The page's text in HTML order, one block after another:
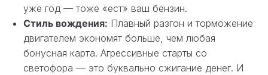
уже год — тоже «ест» ваш бензин.
Стиль вождения: Плавный разгон и торможение
двигателем экономят больше, чем любая
бонусная карта. Агрессивные старты со
светофора — это буквально сжигание денег. И